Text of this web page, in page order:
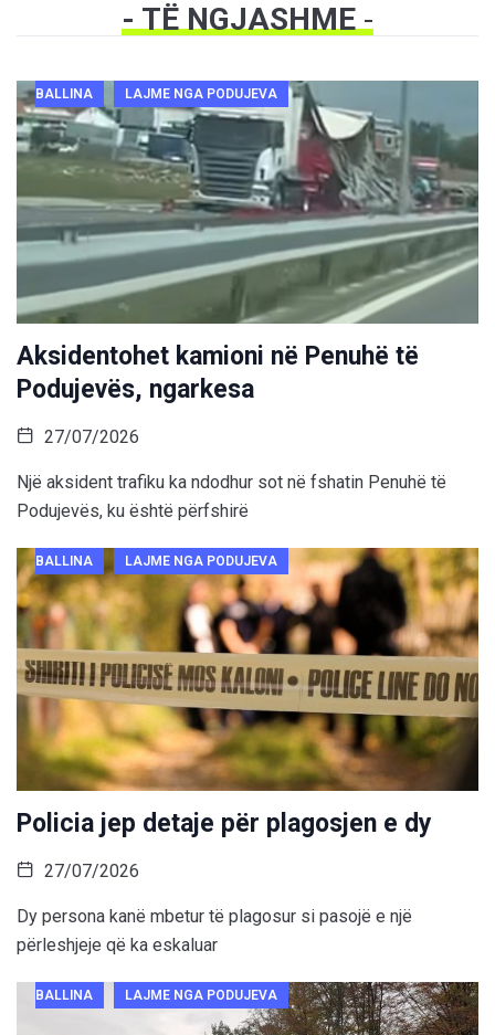
- TË NGJASHME-
BALLINA LAJME NGA PODUJEVA
Aksidentohet kamioni në Penuhë të
Podujevës, ngarkesa
27/07/2026
Një aksident trafiku ka ndodhur sot në fshatin Penuhë të
Podujevës, ku është përfshirë
BALLINA LAJME NGA PODUJEVA
Policia jep detaje për plagosjen e dy
27/07/2026
Dy persona kanë mbetur të plagosur si pasojë e një
përleshjeje që ka eskaluar
BALLINA LAJME NGA PODUJEVA